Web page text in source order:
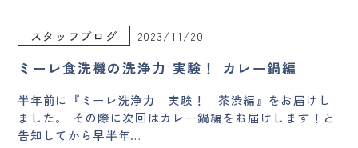
スタッフブログ 2023/11/20
ミーレ食洗機の洗浄力 実験！ カレー鍋編
半年前に『ミーレ洗浄力 実験！ 茶渋編』をお届けし
ました。 その際に次回はカレー鍋編をお届けします！と
告知してから早半年…